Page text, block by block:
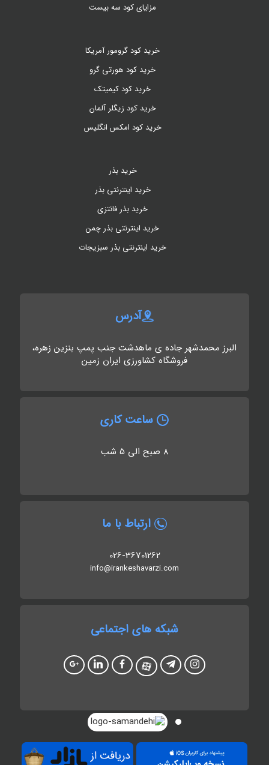
مزایای کود سه بیست
خرید کود گرومور آمریکا
خرید کود هورتی گرو
خرید کود کیمیتک
خرید کود زیگلر آلمان
خرید کود امکس انگلیس
خرید بذر
خرید اینترنتی بذر
خرید بذر فانتزی
خرید اینترنتی بذر چمن
خرید اینترنتی بذر سبزیجات
آدرس
البرز محمدشهر جاده ی ماهدشت جنب پمپ بنزین زهره،
فروشگاه کشاورزی ایران زمین
ساعت کاری
8 صبح الی 5 شب
ارتباط با ما
026-36701262
info@irankeshavarzi.com
شبکه های اجتماعی